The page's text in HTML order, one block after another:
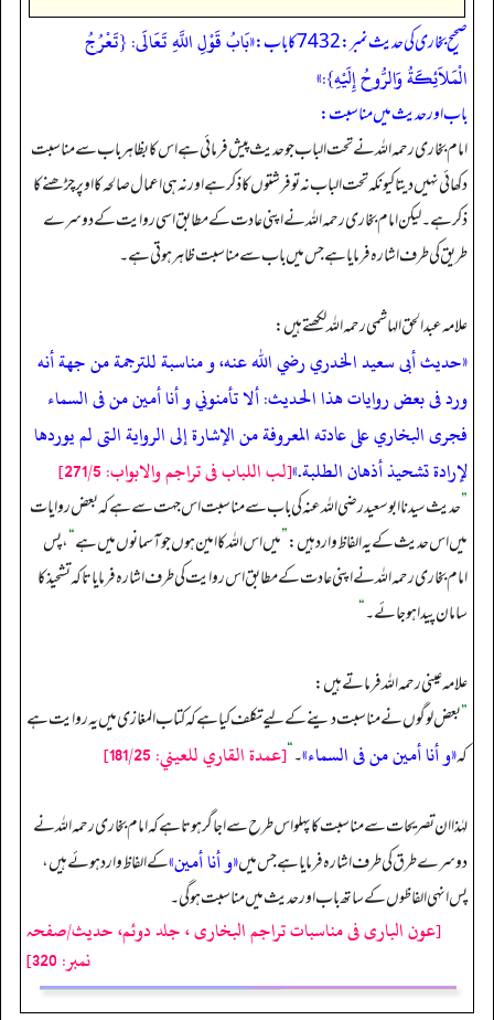
صحیح بخاری کی حدیث نمبر: 7432 کا باب:
«بَابُ قَوْلِ اللَّهِ تَعَالَى: {تَعْرُجُ
الْمَلاَئِكَةُ وَالرُّوحُ إِلَيْهِ}:»
باب اور حدیث میں مناسبت:
امام بخاری رحمہ اللہ نے تحت الباب جو حدیث پیش فرمائی ہے اس کا بظاہر باب سے مناسبت
دکھائی نہیں دیتا کیونکہ تحت الباب نہ تو فرشتوں کا ذکر ہے اور نہ ہی اعمال صالحہ کا اوپر چڑھنے کا
ذکر ہے۔ لیکن امام بخاری رحمہ اللہ نے اپنی عادت کے مطابق اسی روایت کے دوسرے
طریق کی طرف اشارہ فرمایا ہے جس میں باب سے مناسبت ظاہر ہوتی ہے۔
علامہ عبدالحق الہاشمی رحمہ اللہ لکھتے ہیں:
«حديث أبى سعيد الخدري رضي الله عنه، و مناسبة للترجمة من جهة أنه
ورد فى بعض روايات هذا الحديث: ألا تأمنوني و أنا أمين من فى السماء
فجرى البخاري على عادته المعروفة من الإشارة إلى الرواية التى لم يوردها
لإرادة تشحيذ أذهان الطلبة.»[لب اللباب فی تراجم والابواب: 271/5]
”حدیث سیدنا ابوسعید رضی اللہ عنہ کی باب سے مناسبت اس جہت سے ہے کہ بعض روایات
میں اس حدیث کے یہ الفاظ وارد ہیں:”میں اس اللہ کا امین ہوں جو آسمانوں میں ہے“، پس
امام بخاری رحمہ اللہ نے اپنی عادت کے مطابق اس روایت کی طرف اشارہ فرمایا تاکہ تشحیذ کا
سامان پیدا ہو جائے۔“
علامہ عینی رحمہ اللہ فرماتے ہیں:
”بعض لوگوں نے مناسبت دینے کے لیے تکلف کیا ہے کہ کتاب المغازی میں یہ روایت ہے
کہ«و أنا أمين من فى السماء»۔“[عمدة القاري للعيني: 181/25]
لہٰذا ان تصریحات سے مناسبت کا پہلو اس طرح سے اجاگر ہوتا ہے کہ امام بخاری رحمہ اللہ نے
دوسرے طرق کی طرف اشارہ فرمایا ہے جس میں«و أنا أمين»کے الفاظ وارد ہوئے ہیں،
پس انہی الفاظوں کے ساتھ باب اور حدیث میں مناسبت ہو گی۔
[عون الباری فی مناسبات تراجم البخاری ، جلد دوئم، حدیث/صفحہ
نمبر: 320]